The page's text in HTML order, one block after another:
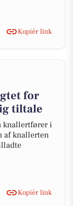
Kopiér link
for
tiltale
knallertfører i
af knallerten
Kopiér link